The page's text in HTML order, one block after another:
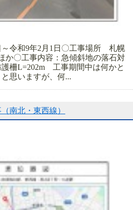
～令和9年2月1日〇工事場所 札幌
か〇工事内容：急傾斜地の落石対
柵L=202m 工事期間中は何かと
思いますが、何...
南北・東西線）